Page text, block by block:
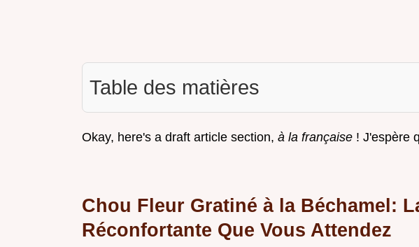
Table des matières
Okay, here's a draft article section, à la française ! J'espère
Chou Fleur Gratiné à la Béchamel:
Réconfortante Que Vous Attendez